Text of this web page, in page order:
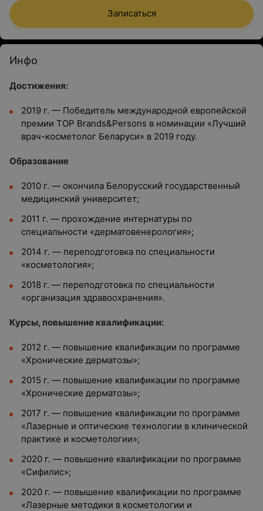
Записаться
Инфо
Достижения:
2019 г. — Победитель международной европейской
премии TOP Brands&Persons в номинации «Лучший
врач-косметолог Беларуси» в 2019 году.
Образование
2010 г. — окончила Белорусский государственный
медицинский университет;
2011 г. — прохождение интернатуры по
специальности «дерматовенерология»;
2014 г. — переподготовка по специальности
«косметология»;
2018 г. — переподготовка по специальности
«организация здравоохранения».
Курсы, повышение квалификации:
2012 г. — повышение квалификации по программе
«Хронические дерматозы»;
2015 г. — повышение квалификации по программе
«Хронические дерматозы»;
2017 г. — повышение квалификации по программе
«Лазерные и оптические технологии в клинической
практике и косметологии»;
2020 г. — повышение квалификации по программе
«Сифилис»;
2020 г. — повышение квалификации по программе
«Лазерные методики в косметологии и